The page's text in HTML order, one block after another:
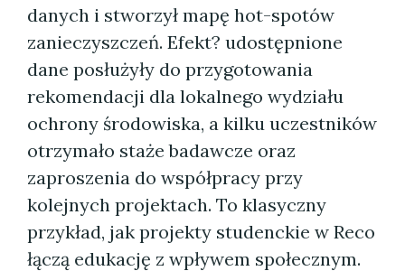
danych i stworzył mapę hot-spotów
zanieczyszczeń. Efekt? udostępnione
dane posłużyły do przygotowania
rekomendacji dla lokalnego wydziału
ochrony środowiska, a kilku uczestników
otrzymało staże badawcze oraz
zaproszenia do współpracy przy
kolejnych projektach. To klasyczny
przykład, jak projekty studenckie w Reco
łączą edukację z wpływem społecznym.